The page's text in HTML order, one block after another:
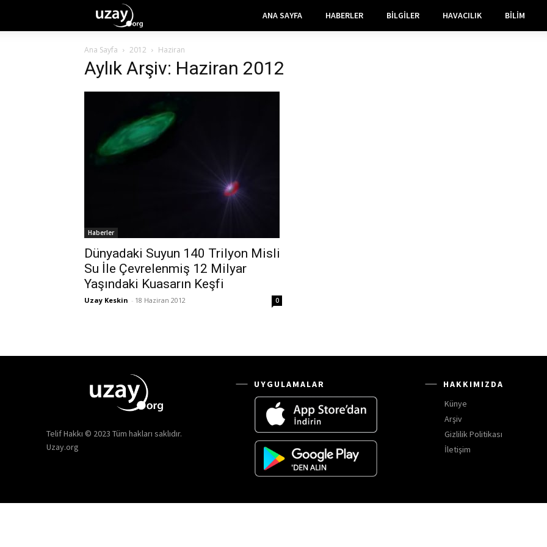
ANA SAYFA HABERLER BILGILER HAVACILIK BILIM
Ana Sayfa 2012 Haziran
Aylık Arşiv: Haziran 2012
Haberler
Dünyadaki Suyun 140 Trilyon Misli
Su İle Çevrelenmiş 12 Milyar
Yaşındaki Kuasarın Keşfi
Uzay Keskin - 18 Haziran 2012 0
Telif Hakkı © 2023 Tüm hakları saklıdır.
Uzay.org
UYGULAMALAR
HAKKIMIZDA
Künye
Arşiv
Gizlilik Politikası
İletişim